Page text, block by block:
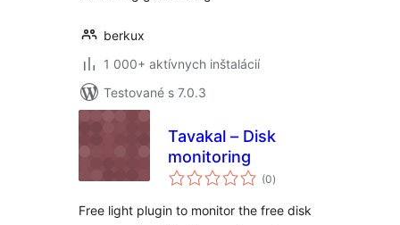
berkux
1 000+ aktívnych inštalácií
Testované s 7.0.3
Tavakal – Disk
monitoring
(0celkové
hodnotenie
)
Free light plugin to monitor the free disk